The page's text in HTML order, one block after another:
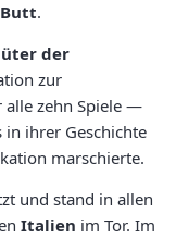
Butt.
der
zur
alle zehn Spiele —
in ihrer Geschichte
marschierte.
und stand in allen
Italien im Tor. Im